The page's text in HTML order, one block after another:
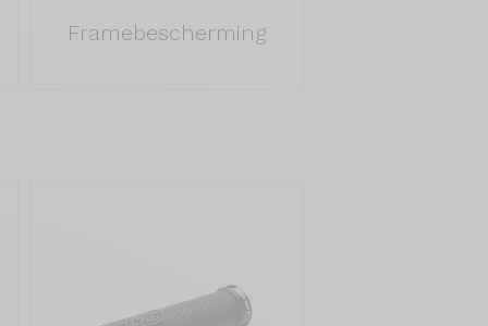
Framebescherming